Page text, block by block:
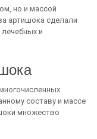
но и массой
артишока сделали
и
составу и массе
множество